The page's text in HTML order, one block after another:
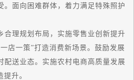
。面向困难群体，着力满足特殊照护
理规划布局，实施零售业创新提升
店一策”打造消费新场景。鼓励发展
配送业态。实施农村电商高质量发展
升。